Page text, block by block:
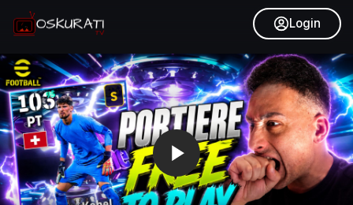
Login
V
i
d
e
o
P
l
a